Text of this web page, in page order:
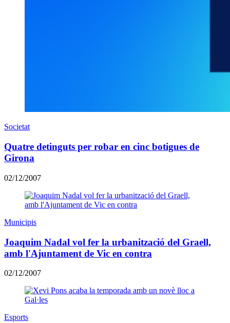
Societat
Quatre detinguts per robar en cinc botigues de
Girona
02/12/2007
Municipis
Joaquim Nadal vol fer la urbanització del Graell,
amb l'Ajuntament de Vic en contra
02/12/2007
Esports